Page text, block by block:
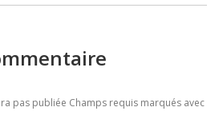
pas publiée Champs requis marqués avec